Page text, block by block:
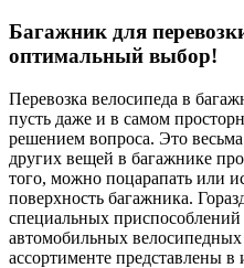
Багажник для
оптимальный выбор!
Перевозка велосипеда в
пусть даже и в самом
решением вопроса. Это
других вещей в багажнике
того, можно поцарапать или
поверхность багажника.
специальных приспособлений
автомобильных
ассортименте представлены